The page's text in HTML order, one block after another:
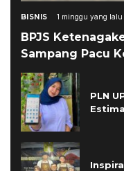
BISNIS 1 minggu yang lalu
BPJS
Sampang Pacu
PLN